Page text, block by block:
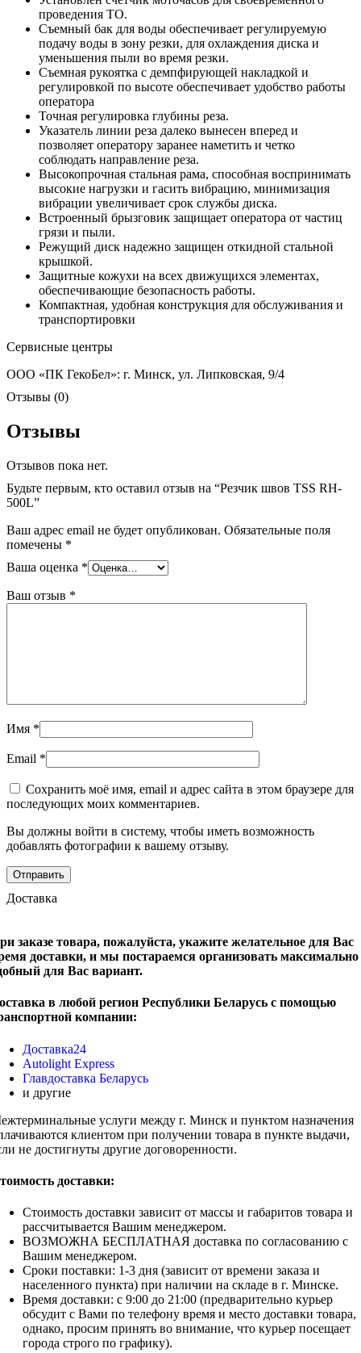
проведения ТО.
Съемный бак для воды обеспечивает регулируемую
подачу воды в зону резки, для охлаждения диска и
уменьшения пыли во время резки.
Съемная рукоятка с демпфирующей накладкой и
регулировкой по высоте обеспечивает удобство работы
оператора
Точная регулировка глубины реза.
Указатель линии реза далеко вынесен вперед и
позволяет оператору заранее наметить и четко
соблюдать направление реза.
Высокопрочная стальная рама, способная воспринимать
высокие нагрузки и гасить вибрацию, минимизация
вибрации увеличивает срок службы диска.
Встроенный брызговик защищает оператора от частиц
грязи и пыли.
Режущий диск надежно защищен откидной стальной
крышкой.
Защитные кожухи на всех движущихся элементах,
обеспечивающие безопасность работы.
Компактная, удобная конструкция для обслуживания и
транспортировки
Сервисные центры
ООО «ПК ГекоБел»: г. Минск, ул. Липковская, 9/4
Отзывы (0)
Отзывы
Отзывов пока нет.
Будьте первым, кто оставил отзыв на “Резчик швов TSS RH-
500L”
Ваш адрес email не будет опубликован. Обязательные поля
помечены *
Ваша оценка *
Ваш отзыв *
Имя *
Email *
Сохранить моё имя, email и адрес сайта в этом браузере для
последующих моих комментариев.
Вы должны войти в систему, чтобы иметь возможность
добавлять фотографии к вашему отзыву.
Доставка
заказе товара, пожалуйста, укажите желательное для Вас
доставки, и мы постараемся организовать максимально
для Вас вариант.
в любой регион Республики Беларусь с помощью
компании:
Доставка24
Autolight Express
Главдоставка Беларусь
и другие
услуги между г. Минск и пунктом назначения
клиентом при получении товара в пункте выдачи,
не достигнуты другие договоренности.
доставки:
Стоимость доставки зависит от массы и габаритов товара и
рассчитывается Вашим менеджером.
ВОЗМОЖНА БЕСПЛАТНАЯ доставка по согласованию с
Вашим менеджером.
Сроки поставки: 1-3 дня (зависит от времени заказа и
населенного пункта) при наличии на складе в г. Минске.
Время доставки: с 9:00 до 21:00 (предварительно курьер
обсудит c Вами по телефону время и место доставки товара,
однако, просим принять во внимание, что курьер посещает
города строго по графику).